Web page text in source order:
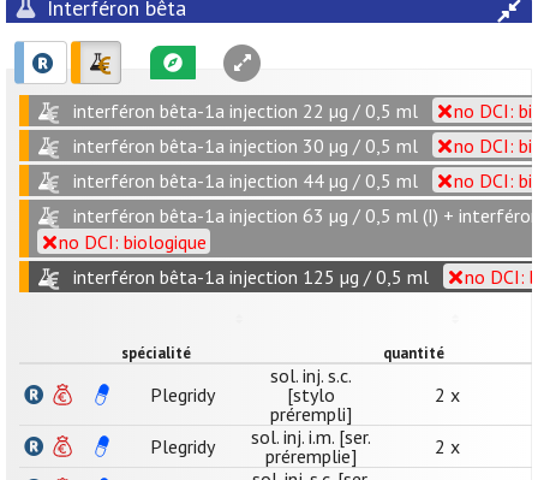
Interféron bêta
interféron bêta-1a injection 22 µg / 0,5 ml
no DCI:
interféron bêta-1a injection 30 µg / 0,5 ml
no DCI:
interféron bêta-1a injection 44 µg / 0,5 ml
no DCI:
interféron bêta-1a injection 63 µg / 0,5 ml (I) +
no DCI: biologique
interféron bêta-1a injection 125 µg / 0,5 ml
no DCI:
spécialité quantité
Plegridy
sol. inj. s.c.
[stylo
prérempli]
2 x
Plegridy
sol. inj. i.m. [ser.
préremplie]
2 x